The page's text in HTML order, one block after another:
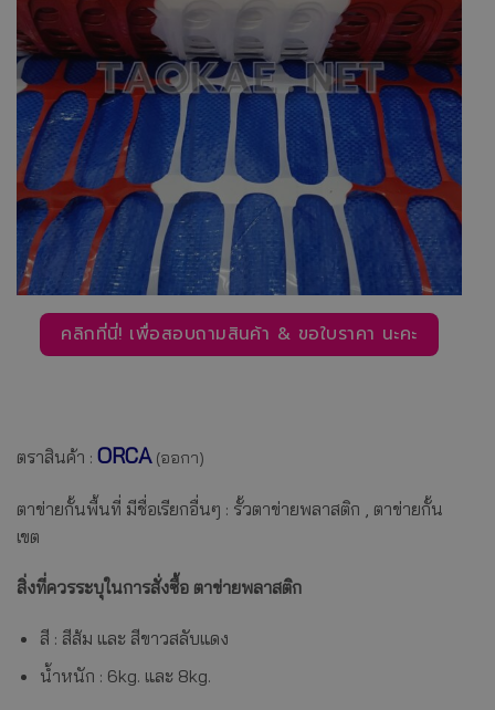
คลิกที่นี่! เพื่อสอบถามสินค้า & ขอใบราคา นะคะ
ตราสินค้า : ORCA(ออกา)
ตาข่ายกั้นพื้นที่ มีชื่อเรียกอื่นๆ : รั้วตาข่ายพลาสติก , ตาข่ายกั้น
เขต
สิ่งที่ควรระบุในการสั่งซื้อ ตาข่ายพลาสติก
สี : สีส้ม และ สีขาวสลับแดง
น้ำหนัก : 6kg. และ 8kg.